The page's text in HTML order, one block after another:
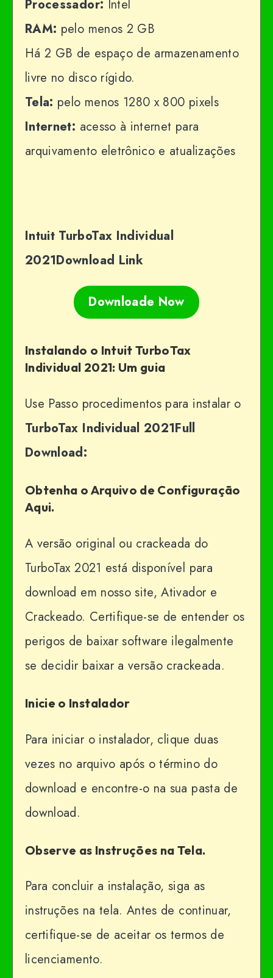
Processador: Intel
RAM: pelo menos 2 GB
Há 2 GB de espaço de armazenamento
livre no disco rígido.
Tela: pelo menos 1280 x 800 pixels
Internet: acesso à internet para
arquivamento eletrônico e atualizações
Intuit TurboTax Individual
2021Download Link
Downloade Now
Instalando o Intuit TurboTax
Individual 2021: Um guia
Use Passo procedimentos para instalar o
TurboTax Individual 2021Full
Download:
Obtenha o Arquivo de Configuração
Aqui.
A versão original ou crackeada do
TurboTax 2021 está disponível para
download em nosso site, Ativador e
Crackeado. Certifique-se de entender os
perigos de baixar software ilegalmente
se decidir baixar a versão crackeada.
Inicie o Instalador
Para iniciar o instalador, clique duas
vezes no arquivo após o término do
download e encontre-o na sua pasta de
download.
Observe as Instruções na Tela.
Para concluir a instalação, siga as
instruções na tela. Antes de continuar,
certifique-se de aceitar os termos de
licenciamento.